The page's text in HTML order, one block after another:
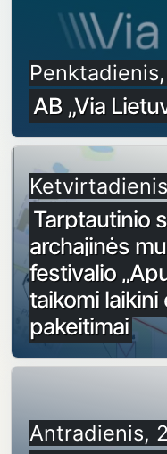
AB „Via
Tarptautinio
archajinės
festivalio
taikomi
pakeitimai
Antradienis,